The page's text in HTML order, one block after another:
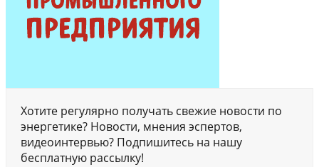
Хотите регулярно получать свежие новости по
энергетике? Новости, мнения эспертов,
видеоинтервью? Подпишитесь на нашу
бесплатную рассылку!